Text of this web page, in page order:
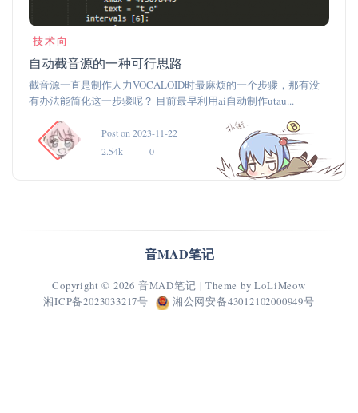
技术向
自动截音源的一种可行思路
截音源一直是制作人力VOCALOID时最麻烦的一个步骤，那有没
有办法能简化这一步骤呢？ 目前最早利用ai自动制作utau...
Post on 2023-11-22
2.54k
0
音MAD笔记
Copyright © 2026 音MAD笔记 | Theme byLoLiMeow
湘ICP备2023033217号
湘公网安备43012102000949号